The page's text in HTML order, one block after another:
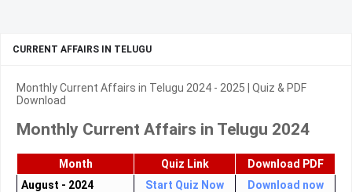
CURRENT AFFAIRS IN TELUGU
Monthly Current Affairs in Telugu 2024 - 2025 | Quiz & PDF
Download
Monthly Current Affairs in Telugu 2024
Month Quiz Link
Download PDF
August - 2024
Start Quiz Now
Download now